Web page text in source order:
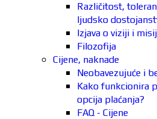
Različitost,
ljudsko
Izjava o viziji i
Filozofija
Cijene, naknade
Neobavezujuće i
Kako funkcionira
opcija plaćanja?
FAQ - Cijene